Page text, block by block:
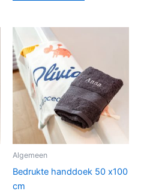
Algemeen
Bedrukte handdoek 50 x100
cm